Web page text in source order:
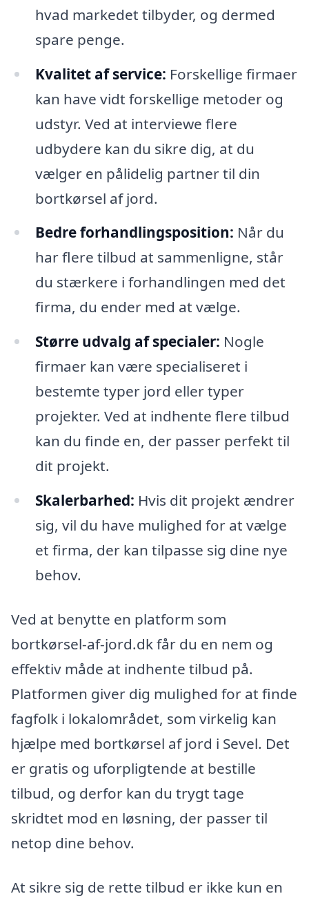
hvad markedet tilbyder, og dermed
spare penge.
Kvalitet af service: Forskellige firmaer
kan have vidt forskellige metoder og
udstyr. Ved at interviewe flere
udbydere kan du sikre dig, at du
vælger en pålidelig partner til din
bortkørsel af jord.
Bedre forhandlingsposition: Når du
har flere tilbud at sammenligne, står
du stærkere i forhandlingen med det
firma, du ender med at vælge.
Større udvalg af specialer: Nogle
firmaer kan være specialiseret i
bestemte typer jord eller typer
projekter. Ved at indhente flere tilbud
kan du finde en, der passer perfekt til
dit projekt.
Skalerbarhed: Hvis dit projekt ændrer
sig, vil du have mulighed for at vælge
et firma, der kan tilpasse sig dine nye
behov.
Ved at benytte en platform som
bortkørsel-af-jord.dk får du en nem og
effektiv måde at indhente tilbud på.
Platformen giver dig mulighed for at finde
fagfolk i lokalområdet, som virkelig kan
hjælpe med bortkørsel af jord i Sevel. Det
er gratis og uforpligtende at bestille
tilbud, og derfor kan du trygt tage
skridtet mod en løsning, der passer til
netop dine behov.
At sikre sig de rette tilbud er ikke kun en